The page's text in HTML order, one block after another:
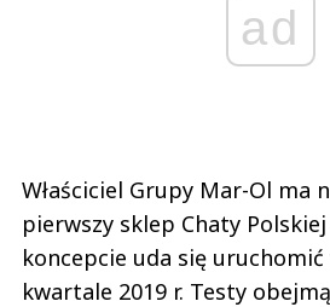
ad
Właściciel Grupy Mar-Ol ma
pierwszy sklep Chaty
koncepcie uda się
kwartale 2019 r. Testy